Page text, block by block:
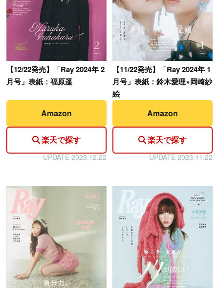
【12/22発売】「Ray 2024年 2
月号」表紙：福原遥
Amazon
楽天で探す
UPDATE 2023.12.22
【11/22発売】「Ray 2024年 1
月号」表紙：鈴木愛理×岡崎紗
絵
Amazon
楽天で探す
UPDATE 2023.11.22